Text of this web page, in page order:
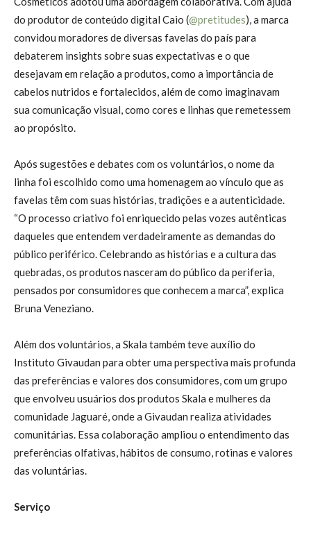
do produtor de conteúdo digital Caio (@pretitudes), a marca
convidou moradores de diversas favelas do país para
debaterem insights sobre suas expectativas e o que
desejavam em relação a produtos, como a importância de
cabelos nutridos e fortalecidos, além de como imaginavam
sua comunicação visual, como cores e linhas que remetessem
ao propósito.
Após sugestões e debates com os voluntários, o nome da
linha foi escolhido como uma homenagem ao vínculo que as
favelas têm com suas histórias, tradições e a autenticidade.
“O processo criativo foi enriquecido pelas vozes autênticas
daqueles que entendem verdadeiramente as demandas do
público periférico. Celebrando as histórias e a cultura das
quebradas, os produtos nasceram do público da periferia,
pensados por consumidores que conhecem a marca”, explica
Bruna Veneziano.
Além dos voluntários, a Skala também teve auxílio do
Instituto Givaudan para obter uma perspectiva mais profunda
das preferências e valores dos consumidores, com um grupo
que envolveu usuários dos produtos Skala e mulheres da
comunidade Jaguaré, onde a Givaudan realiza atividades
comunitárias. Essa colaboração ampliou o entendimento das
preferências olfativas, hábitos de consumo, rotinas e valores
das voluntárias.
Serviço